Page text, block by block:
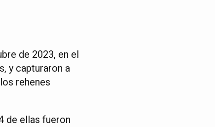
de 2023, en el
y capturaron a
rehenes
de ellas fueron